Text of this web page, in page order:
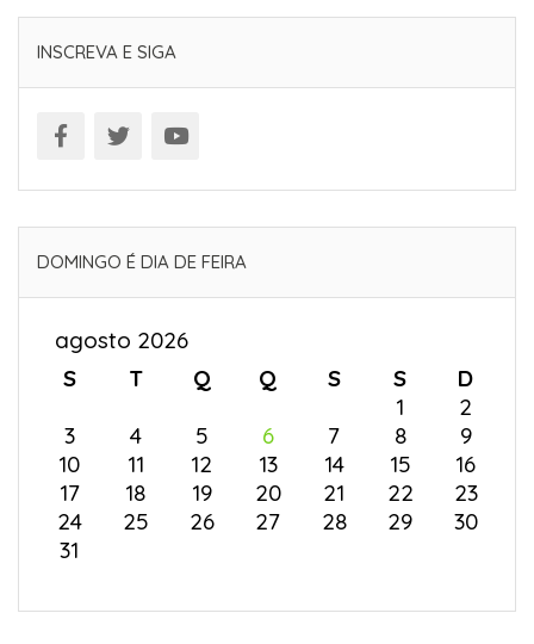
INSCREVA E SIGA
DOMINGO É DIA DE FEIRA
agosto 2026
S
T Q Q S S
D
1
2
3
4 5 6 7 8
9
10
11 12 13 14 15
16
17
18 19 20 21 22
23
24
25 26 27 28 29
30
31